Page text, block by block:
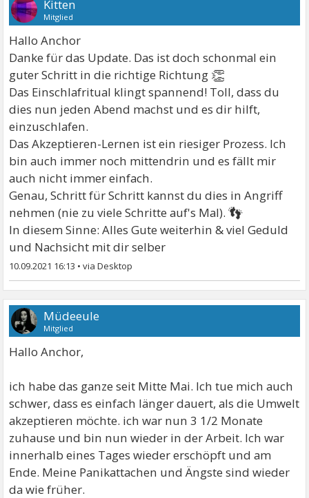
Kitten
Mitglied
Hallo Anchor
Danke für das Update. Das ist doch schonmal ein
guter Schritt in die richtige Richtung 👏
Das Einschlafritual klingt spannend! Toll, dass du
dies nun jeden Abend machst und es dir hilft,
einzuschlafen.
Das Akzeptieren-Lernen ist ein riesiger Prozess. Ich
bin auch immer noch mittendrin und es fällt mir
auch nicht immer einfach.
Genau, Schritt für Schritt kannst du dies in Angriff
nehmen (nie zu viele Schritte auf's Mal).👣
In diesem Sinne: Alles Gute weiterhin & viel Geduld
und Nachsicht mit dir selber
10.09.2021 16:13 •
Müdeeule
Mitglied
Hallo Anchor,
ich habe das ganze seit Mitte Mai. Ich tue mich auch
schwer, dass es einfach länger dauert, als die Umwelt
akzeptieren möchte. ich war nun 3 1/2 Monate
zuhause und bin nun wieder in der Arbeit. Ich war
innerhalb eines Tages wieder erschöpft und am
Ende. Meine Panikattachen und Ängste sind wieder
da wie früher.